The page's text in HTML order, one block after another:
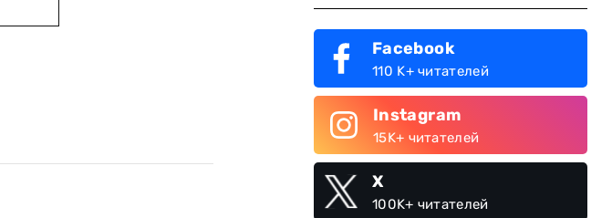
Facebook
110 K+ читателей
Instagram
15K+ читателей
X
100K+ читателей